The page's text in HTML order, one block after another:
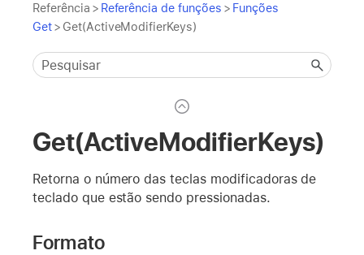
Referência > Referência de funções > Funções
Get> Get(ActiveModifierKeys)
Get(ActiveModifierKeys)
Retorna o número das teclas modificadoras de
teclado que estão sendo pressionadas.
Formato